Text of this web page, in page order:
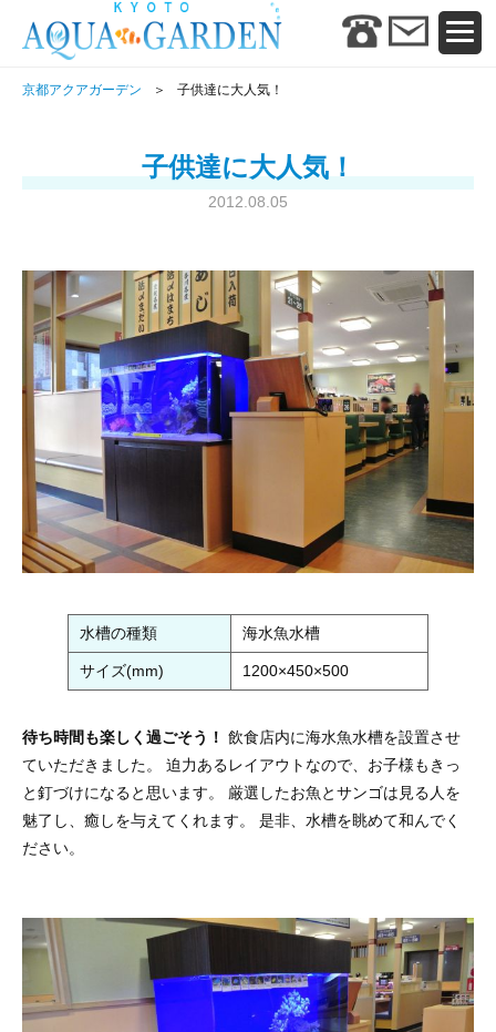
京都アクアガーデン 子供達に大人気！
子供達に大人気！
2012.08.05
水槽の種類 海水魚水槽
サイズ(mm) 1200×450×500
待ち時間も楽しく過ごそう！ 飲食店内に海水魚水槽を設置させ
ていただきました。 迫力あるレイアウトなので、お子様もきっ
と釘づけになると思います。 厳選したお魚とサンゴは見る人を
魅了し、癒しを与えてくれます。 是非、水槽を眺めて和んでく
ださい。